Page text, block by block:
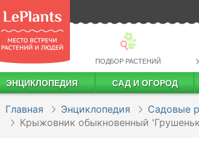
ПОДБОР РАСТЕНИЙ
ЭНЦИКЛОПЕДИЯ САД И ОГОРОД
Главная Энциклопедия Садовые
Крыжовник обыкновенный